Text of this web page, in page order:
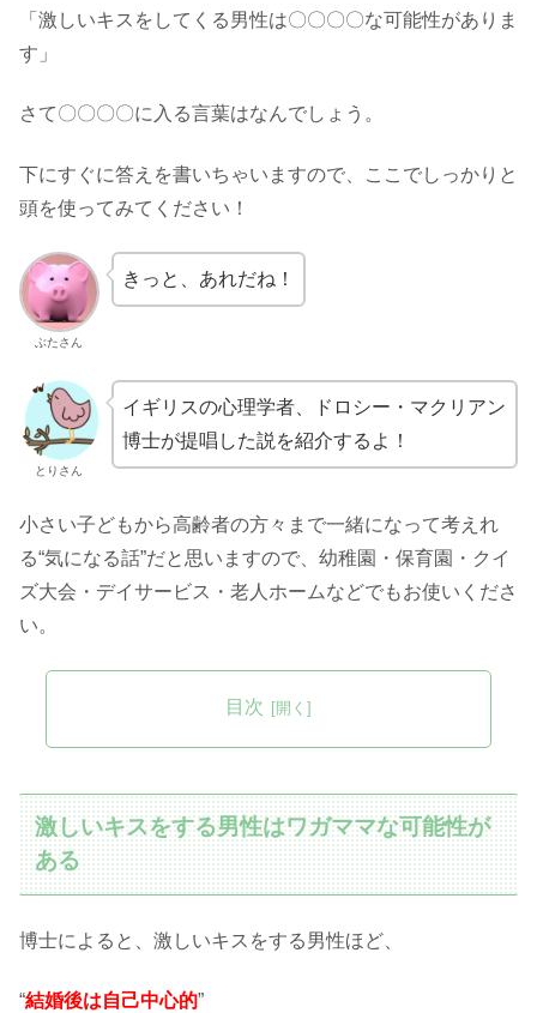
「激しいキスをしてくる男性は〇〇〇〇な可能性がありま
す」
さて〇〇〇〇に入る言葉はなんでしょう。
下にすぐに答えを書いちゃいますので、ここでしっかりと
頭を使ってみてください！
ぶたさん
きっと、あれだね！
とりさん
イギリスの心理学者、ドロシー・マクリアン
博士が提唱した説を紹介するよ！
小さい子どもから高齢者の方々まで一緒になって考えれ
る“気になる話”だと思いますので、幼稚園・保育園・クイ
ズ大会・デイサービス・老人ホームなどでもお使いくださ
い。
目次
激しいキスをする男性はワガママな可能性が
ある
博士によると、激しいキスをする男性ほど、
“結婚後は自己中心的”